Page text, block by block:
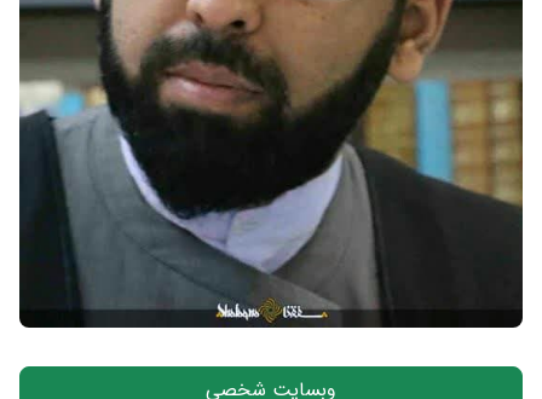
وبسایت شخصی